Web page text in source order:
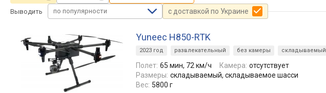
Выводить по популярности с доставкой по Украине
Yuneec H850-RTK
2023 год развлекательный без камеры складываемый
Полет: 65 мин, 72 км/ч Камера: отсутствует
Размеры: складываемый, складываемое шасси
Вес: 5800 г